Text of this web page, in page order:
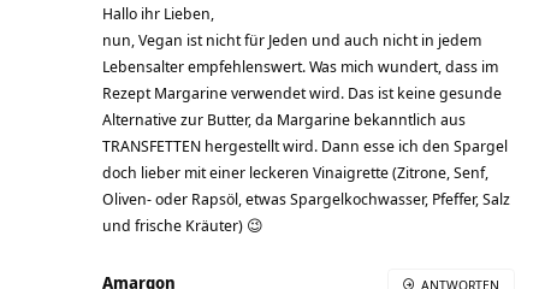
Hallo ihr Lieben,
nun, Vegan ist nicht für Jeden und auch nicht in jedem
Lebensalter empfehlenswert. Was mich wundert, dass im
Rezept Margarine verwendet wird. Das ist keine gesunde
Alternative zur Butter, da Margarine bekanntlich aus
TRANSFETTEN hergestellt wird. Dann esse ich den Spargel
doch lieber mit einer leckeren Vinaigrette (Zitrone, Senf,
Oliven- oder Rapsöl, etwas Spargelkochwasser, Pfeffer, Salz
und frische Kräuter) 😉
Amargon ANTWORTEN